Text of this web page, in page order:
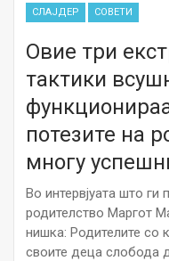
СЛАЈДЕР СОВЕТИ
Овие три
тактики
потезите на
многу
Во интервјуата што ги
родителство Маргот
нишка: Родителите со
своите деца слобода